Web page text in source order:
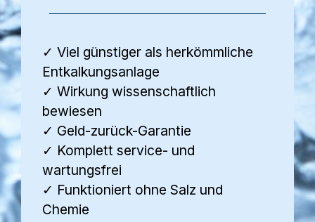
✓ Viel günstiger als herkömmliche
Entkalkungsanlage
✓ Wirkung wissenschaftlich
bewiesen
✓ Geld-zurück-Garantie
✓ Komplett service- und
wartungsfrei
✓ Funktioniert ohne Salz und
Chemie